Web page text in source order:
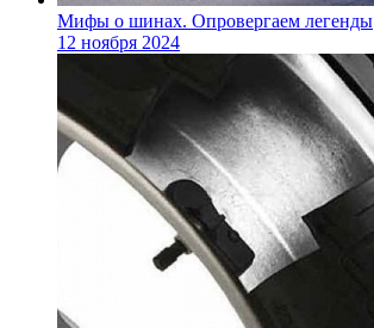
Мифы о шинах. Опровергаем легенды
12 ноября 2024